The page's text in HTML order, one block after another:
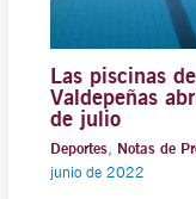
Las piscinas
Valdepeñas
de julio
Deportes, Notas de
junio de 2022